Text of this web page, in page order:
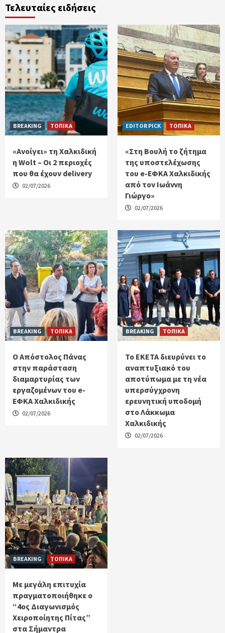
Τελευταίες ειδήσεις
BREAKING ΤΟΠΙΚΑ
«Ανοίγει» τη Χαλκιδική
η Wolt – Οι 2 περιοχές
που θα έχουν delivery
02/07/2026
EDITOR PICK ΤΟΠΙΚΑ
«Στη Βουλή το ζήτημα
της υποστελέχωσης
του e-ΕΦΚΑ Χαλκιδικής
από τον Ιωάννη
Γιώργο»
02/07/2026
BREAKING ΤΟΠΙΚΑ
Ο Απόστολος Πάνας
στην παράσταση
διαμαρτυρίας των
εργαζομένων του e-
ΕΦΚΑ Χαλκιδικής
02/07/2026
BREAKING ΤΟΠΙΚΑ
Το ΕΚΕΤΑ διευρύνει το
αναπτυξιακό του
αποτύπωμα με τη νέα
υπερσύγχρονη
ερευνητική υποδομή
στο Λάκκωμα
Χαλκιδικής
02/07/2026
BREAKING ΤΟΠΙΚΑ
Με μεγάλη επιτυχία
πραγματοποιήθηκε ο
“4ος Διαγωνισμός
Χειροποίητης Πίτας”
στα Σήμαντρα